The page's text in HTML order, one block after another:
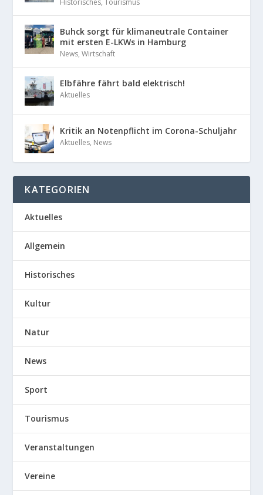
Buhck sorgt für klimaneutrale Container
mit ersten E-LKWs in Hamburg
News,Wirtschaft
Elbfähre fährt bald elektrisch!
Aktuelles
Kritik an Notenpflicht im Corona-Schuljahr
Aktuelles, News
KATEGORIEN
Aktuelles
Allgemein
Historisches
Kultur
Natur
News
Sport
Tourismus
Veranstaltungen
Vereine